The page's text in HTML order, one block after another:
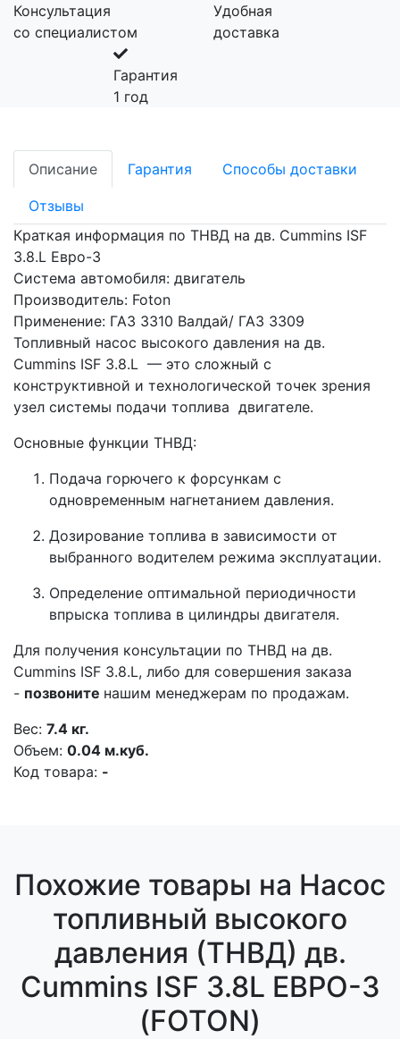
Консультация
со специалистом
Удобная
доставка
Гарантия
1 год
Описание Гарантия Способы доставки
Отзывы
Краткая информация по ТНВД на дв. Cummins ISF
3.8.L Евро-3
Система автомобиля: двигатель
Производитель: Foton
Применение: ГАЗ 3310 Валдай/ ГАЗ 3309
Топливный насос высокого давления на дв.
Cummins ISF 3.8.L — это сложный с
конструктивной и технологической точек зрения
узел системы подачи топлива двигателе.
Основные функции ТНВД:
Подача горючего к форсункам с
одновременным нагнетанием давления.
Дозирование топлива в зависимости от
выбранного водителем режима эксплуатации.
Определение оптимальной периодичности
впрыска топлива в цилиндры двигателя.
Для получения консультации по ТНВД на дв.
Cummins ISF 3.8.L, либо для совершения заказа
- позвоните нашим менеджерам по продажам.
Вес: 7.4 кг.
Объем: 0.04 м.куб.
Код товара: -
Похожие товары на Насос
топливный высокого
давления (ТНВД) дв.
Cummins ISF 3.8L ЕВРО-3
(FOTON)